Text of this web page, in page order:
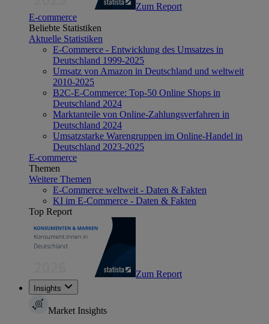
Zum Report
E-commerce
Beliebte Statistiken
Aktuelle Statistiken
E-Commerce - Entwicklung des Umsatzes in
Deutschland 1999-2025
Umsatz von Amazon in Deutschland und weltweit
2010-2025
B2C-E-Commerce: Top-50 Online Shops in
Deutschland 2024
Marktanteile von Online-Zahlungsverfahren in
Deutschland 2024
Umsatzstarke Warengruppen im Online-Handel in
Deutschland 2023-2025
E-commerce
Themen
Weitere Themen
E-Commerce weltweit - Daten & Fakten
KI im E-Commerce - Daten & Fakten
Top Report
Zum Report
Insights
Market Insights